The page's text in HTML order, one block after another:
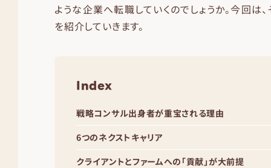
ような企業へ転職していくのでしょうか。今回は
を紹介していきます。
Index
戦略コンサル出身者が重宝される理由
6つのネクストキャリア
クライアントとファームへの「貢献」が大前提